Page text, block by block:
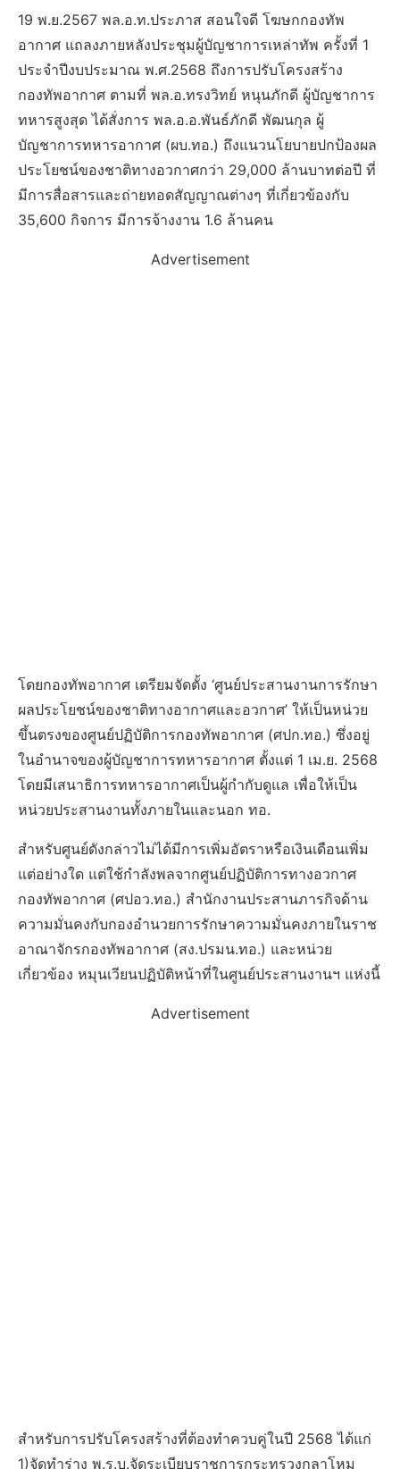
19 พ.ย.2567 พล.อ.ท.ประภาส สอนใจดี โฆษกกองทัพ
อากาศ แถลงภายหลังประชุมผู้บัญชาการเหล่าทัพ ครั้งที่ 1
ประจำปีงบประมาณ พ.ศ.2568 ถึงการปรับโครงสร้าง
กองทัพอากาศ ตามที่ พล.อ.ทรงวิทย์ หนุนภักดี ผู้บัญชาการ
ทหารสูงสุด ได้สั่งการ พล.อ.อ.พันธ์ภักดี พัฒนกุล ผู้
บัญชาการทหารอากาศ (ผบ.ทอ.) ถึงแนวนโยบายปกป้องผล
ประโยชน์ของชาติทางอวกาศกว่า 29,000 ล้านบาทต่อปี ที่
มีการสื่อสารและถ่ายทอดสัญญาณต่างๆ ที่เกี่ยวข้องกับ
35,600 กิจการ มีการจ้างงาน 1.6 ล้านคน
Advertisement
โดยกองทัพอากาศ เตรียมจัดตั้ง ‘ศูนย์ประสานงานการรักษา
ผลประโยชน์ของชาติทางอากาศและอวกาศ’ ให้เป็นหน่วย
ขึ้นตรงของศูนย์ปฏิบัติการกองทัพอากาศ (ศปก.ทอ.) ซึ่งอยู่
ในอำนาจของผู้บัญชาการทหารอากาศ ตั้งแต่ 1 เม.ย. 2568
โดยมีเสนาธิการทหารอากาศเป็นผู้กำกับดูแล เพื่อให้เป็น
หน่วยประสานงานทั้งภายในและนอก ทอ.
สำหรับศูนย์ดังกล่าวไม่ได้มีการเพิ่มอัตราหรือเงินเดือนเพิ่ม
แต่อย่างใด แต่ใช้กำลังพลจากศูนย์ปฏิบัติการทางอวกาศ
กองทัพอากาศ (ศปอว.ทอ.) สำนักงานประสานภารกิจด้าน
ความมั่นคงกับกองอำนวยการรักษาความมั่นคงภายในราช
อาณาจักรกองทัพอากาศ (สง.ปรมน.ทอ.) และหน่วย
เกี่ยวข้อง หมุนเวียนปฏิบัติหน้าที่ในศูนย์ประสานงานฯ แห่งนี้
Advertisement
สำหรับการปรับโครงสร้างที่ต้องทำควบคู่ในปี 2568 ได้แก่
1)จัดทำร่าง พ.ร.บ.จัดระเบียบราชการกระทรวงกลาโหม